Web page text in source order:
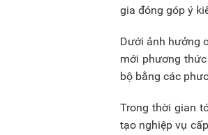
gia đóng góp ý
Dưới ảnh hưởng
mới phương
bộ bằng các
Trong thời gian
tạo nghiệp vụ